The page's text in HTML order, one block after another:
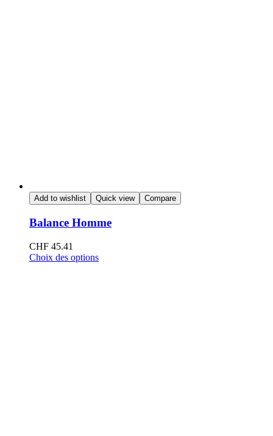
Add to wishlist Quick view Compare
Balance Homme
CHF 45.41
Choix des options